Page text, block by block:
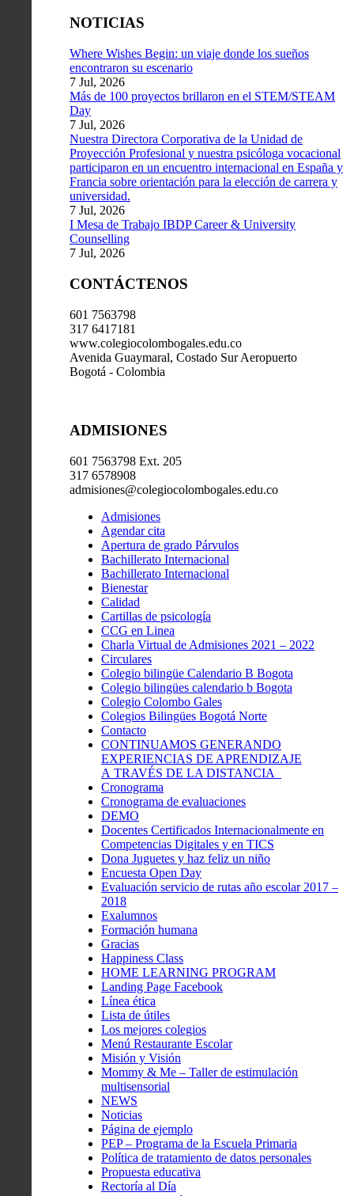
NOTICIAS
Where Wishes Begin: un viaje donde los sueños
encontraron su escenario
7 Jul, 2026
Más de 100 proyectos brillaron en el STEM/STEAM
Day
7 Jul, 2026
Nuestra Directora Corporativa de la Unidad de
Proyección Profesional y nuestra psicóloga vocacional
participaron en un encuentro internacional en España y
Francia sobre orientación para la elección de carrera y
universidad.
7 Jul, 2026
I Mesa de Trabajo IBDP Career & University
Counselling
7 Jul, 2026
CONTÁCTENOS
601 7563798
317 6417181
www.colegiocolombogales.edu.co
Avenida Guaymaral, Costado Sur Aeropuerto
Bogotá - Colombia
ADMISIONES
601 7563798 Ext. 205
317 6578908
admisiones@colegiocolombogales.edu.co
Admisiones
Agendar cita
Apertura de grado Párvulos
Bachillerato Internacional
Bachillerato Internacional
Bienestar
Calidad
Cartillas de psicología
CCG en Linea
Charla Virtual de Admisiones 2021 – 2022
Circulares
Colegio bilingüe Calendario B Bogota
Colegio bilingües calendario b Bogota
Colegio Colombo Gales
Colegios Bilingües Bogotá Norte
Contacto
CONTINUAMOS GENERANDO
EXPERIENCIAS DE APRENDIZAJE
A TRAVÉS DE LA DISTANCIA
Cronograma
Cronograma de evaluaciones
DEMO
Docentes Certificados Internacionalmente en
Competencias Digitales y en TICS
Dona Juguetes y haz feliz un niño
Encuesta Open Day
Evaluación servicio de rutas año escolar 2017 –
2018
Exalumnos
Formación humana
Gracias
Happiness Class
HOME LEARNING PROGRAM
Landing Page Facebook
Línea ética
Lista de útiles
Los mejores colegios
Menú Restaurante Escolar
Misión y Visión
Mommy & Me – Taller de estimulación
multisensorial
NEWS
Noticias
Página de ejemplo
PEP – Programa de la Escuela Primaria
Política de tratamiento de datos personales
Propuesta educativa
Rectoría al Día